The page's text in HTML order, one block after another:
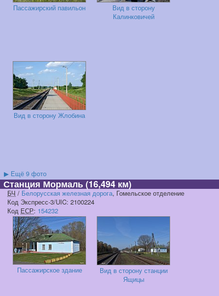
Пассажирский павильон
Вид в сторону
Калинковичей
Вид в сторону Жлобина
▶ Ещё 9 фото
Станция Мормаль(16,494 км)
БЧ / Белорусская железная дорога, Гомельское отделение
Код Экспресс-3/UIC: 2100224
Код ЕСР: 154232
Пассажирское здание
Вид в сторону станции
Ящицы